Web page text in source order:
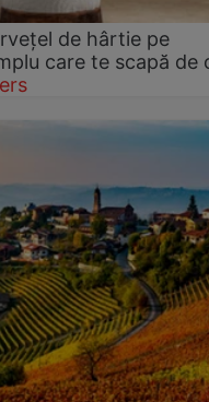
de hârtie pe
care te scapă de